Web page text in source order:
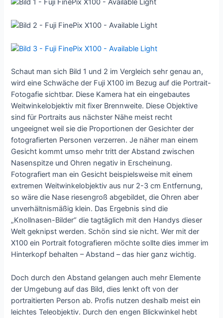
Schaut man sich Bild 1 und 2 im Vergleich sehr genau an,
wird eine Schwäche der Fuji X100 im Bezug auf die Portrait-
Fotogafie sichtbar. Diese Kamera hat ein eingebautes
Weitwinkelobjektiv mit fixer Brennweite. Diese Objektive
sind für Portraits aus nächster Nähe meist recht
ungeeignet weil sie die Proportionen der Gesichter der
fotografierten Personen verzerren. Je näher man einem
Gesicht kommt umso mehr tritt der Abstand zwischen
Nasenspitze und Ohren negativ in Erscheinung.
Fotografiert man ein Gesicht beispielsweise mit einem
extremen Weitwinkelobjektiv aus nur 2-3 cm Entfernung,
so wäre die Nase riesengroß abgebildet, die Ohren aber
unverhältnismäßig klein. Das Ergebnis sind die
„Knollnasen-Bilder“ die tagtäglich mit den Handys dieser
Welt geknipst werden. Schön sind sie nicht. Wer mit der
X100 ein Portrait fotografieren möchte sollte dies immer im
Hinterkopf behalten – Abstand – das hier ganz wichtig.
Doch durch den Abstand gelangen auch mehr Elemente
der Umgebung auf das Bild, dies lenkt oft von der
portraitierten Person ab. Profis nutzen deshalb meist ein
leichtes Teleobjektiv. Durch den engen Blickwinkel hebt